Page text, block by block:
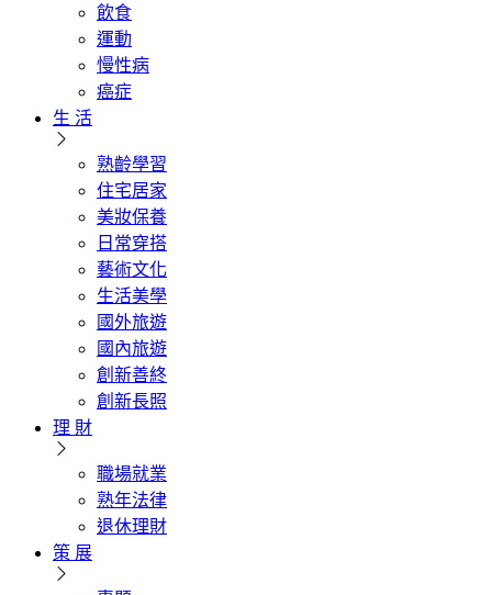
飲食
運動
慢性病
癌症
生 活
熟齡學習
住宅居家
美妝保養
日常穿搭
藝術文化
生活美學
國外旅遊
國內旅遊
創新善終
創新長照
理 財
職場就業
熟年法律
退休理財
策 展